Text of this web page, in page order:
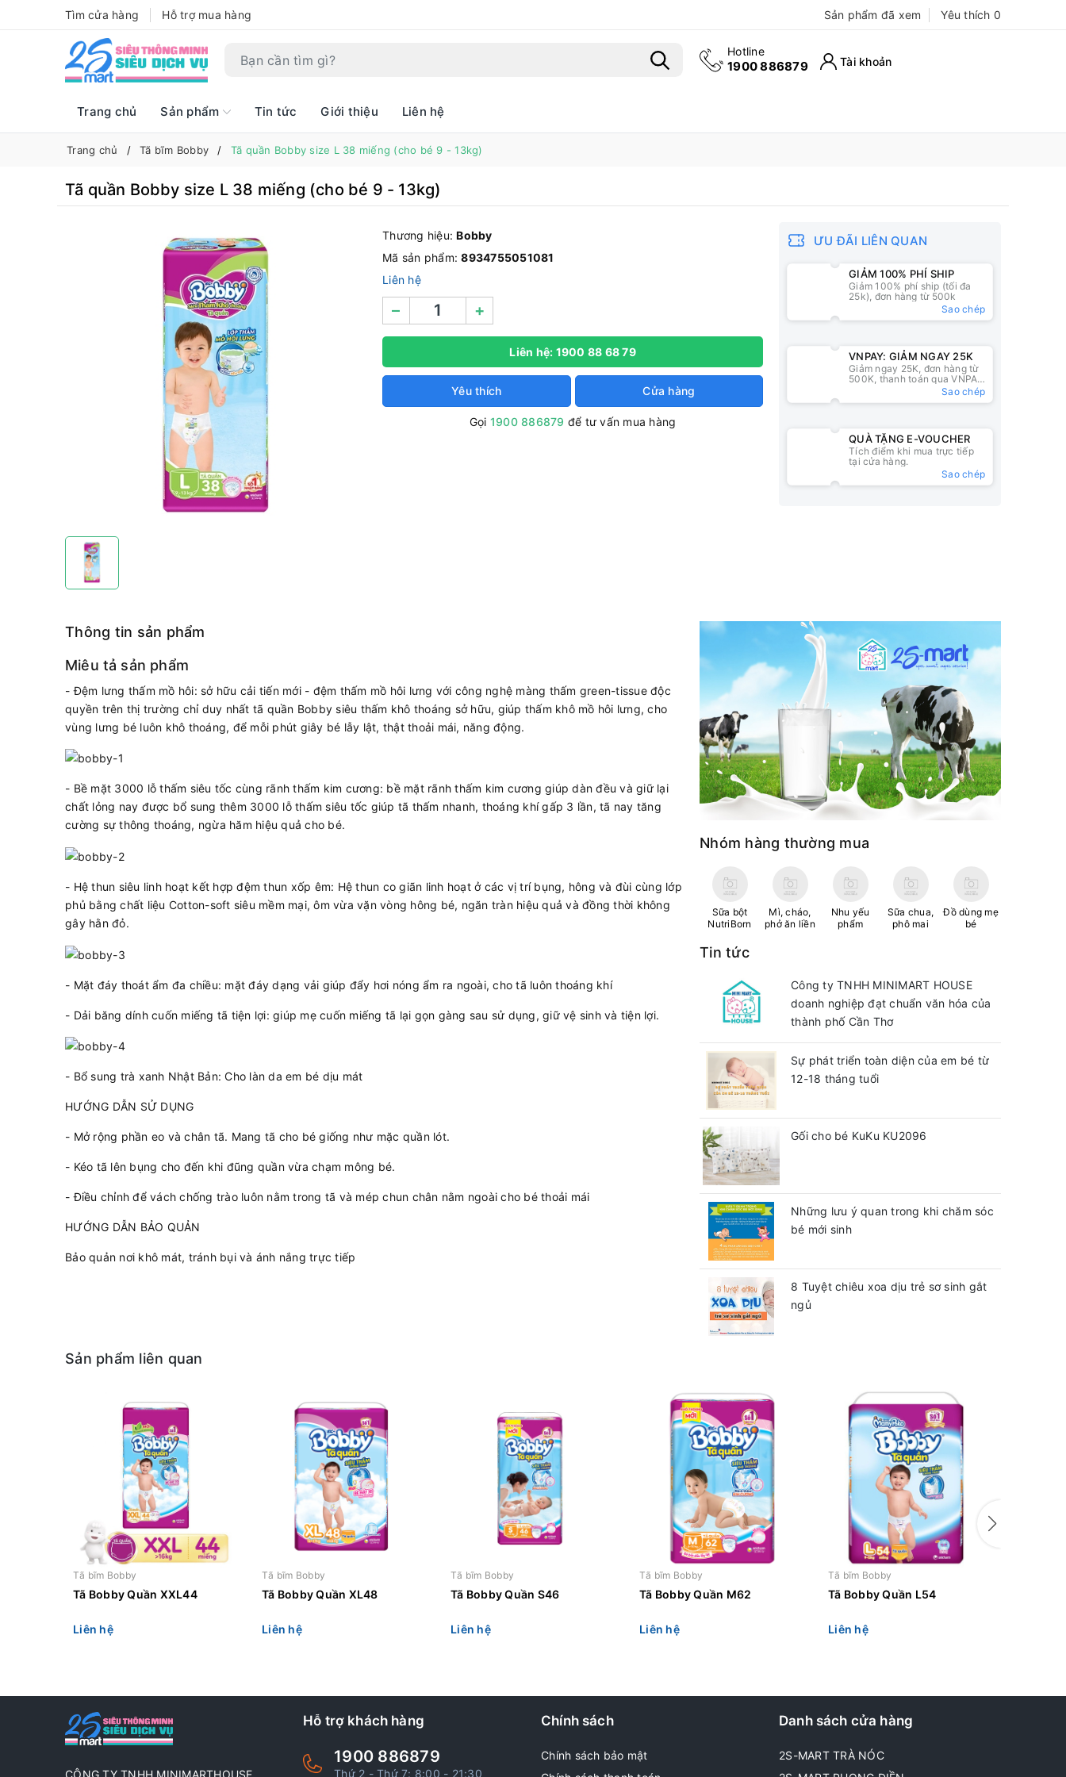
Tìm cửa hàng Hỗ trợ mua hàng Sản phẩm đã xem
Bạn chưa xem sản phẩm nào
Yêu thích 0
Hotline
1900 886879 Tài khoản
Trang chủ Sản phẩm Tin tức Giới thiệu Liên hệ
Trang chủ Tã bĩm Bobby Tã quần Bobby size L 38 miếng (cho bé 9 - 13kg)
Tã quần Bobby size L 38 miếng (cho bé 9 - 13kg)
Thương hiệu:Bobby
Mã sản phẩm:8934755051081
Liên hệ
– +
Liên hệ: 1900 88 68 79
Yêu thích Cửa hàng
Gọi 1900 886879 để tư vấn mua hàng
ƯU ĐÃI LIÊN QUAN
GIẢM 100% PHÍ SHIP
Giảm 100% phí ship (tối đa
25k), đơn hàng từ 500k
Sao chép
VNPAY: GIẢM NGAY 25K
Giảm ngay 25K, đơn hàng từ
500K, thanh toán qua VNPAY
Sao chép
QUÀ TẶNG E-VOUCHER
Tích điểm khi mua trực tiếp
tại cửa hàng.
Sao chép
Thông tin sản phẩm
Miêu tả sản phẩm
- Đệm lưng thấm mồ hôi: sở hữu cải tiến mới - đệm thấm mồ hôi lưng với công nghệ màng thấm green-tissue độc
quyền trên thị trường chỉ duy nhất tã quần Bobby siêu thấm khô thoáng sở hữu, giúp thấm khô mồ hôi lưng, cho
vùng lưng bé luôn khô thoáng, để mỗi phút giây bé lẫy lật, thật thoải mái, năng động.
- Bề mặt 3000 lỗ thấm siêu tốc cùng rãnh thấm kim cương: bề mặt rãnh thấm kim cương giúp dàn đều và giữ lại
chất lỏng nay được bổ sung thêm 3000 lỗ thấm siêu tốc giúp tã thấm nhanh, thoáng khí gấp 3 lần, tã nay tăng
cường sự thông thoáng, ngừa hăm hiệu quả cho bé.
- Hệ thun siêu linh hoạt kết hợp đệm thun xốp êm: Hệ thun co giãn linh hoạt ở các vị trí bụng, hông và đùi cùng lớp
phủ bằng chất liệu Cotton-soft siêu mềm mại, ôm vừa vặn vòng hông bé, ngăn tràn hiệu quả và đồng thời không
gây hằn đỏ.
- Mặt đáy thoát ẩm đa chiều: mặt đáy dạng vải giúp đẩy hơi nóng ẩm ra ngoài, cho tã luôn thoáng khí
- Dải băng dính cuốn miếng tã tiện lợi: giúp mẹ cuốn miếng tã lại gọn gàng sau sử dụng, giữ vệ sinh và tiện lợi.
- Bổ sung trà xanh Nhật Bản: Cho làn da em bé dịu mát
HƯỚNG DẪN SỬ DỤNG
- Mở rộng phần eo và chân tã. Mang tã cho bé giống như mặc quần lót.
- Kéo tã lên bụng cho đến khi đũng quần vừa chạm mông bé.
- Điều chỉnh để vách chống trào luôn nằm trong tã và mép chun chân nằm ngoài cho bé thoải mái
HƯỚNG DẪN BẢO QUẢN
Bảo quản nơi khô mát, tránh bụi và ánh nắng trực tiếp
Nhóm hàng thường mua
Sữa bột
NutriBorn
Mì, cháo,
phở ăn liền
Nhu yếu
phẩm
Sữa chua,
phô mai
Đồ dùng mẹ
bé
Tin tức
Công ty TNHH MINIMART HOUSE
doanh nghiệp đạt chuẩn văn hóa của
thành phố Cần Thơ
Sự phát triển toàn diện của em bé từ
12-18 tháng tuổi
Gối cho bé KuKu KU2096
Những lưu ý quan trong khi chăm sóc
bé mới sinh
8 Tuyệt chiêu xoa dịu trẻ sơ sinh gắt
ngủ
Sản phẩm liên quan
Tã bĩm Bobby
Tã Bobby Quần XXL44
Liên hệ
Tã bĩm Bobby
Tã Bobby Quần XL48
Liên hệ
Tã bĩm Bobby
Tã Bobby Quần S46
Liên hệ
Tã bĩm Bobby
Tã Bobby Quần M62
Liên hệ
Tã bĩm Bobby
Tã Bobby Quần L54
Liên hệ
CÔNG TY TNHH MINIMARTHOUSE
Hỗ trợ khách hàng
1900 886879
Thứ 2 - Thứ 7: 8:00 - 21:30
Chính sách
Chính sách bảo mật
Danh sách cửa hàng
2S-MART TRÀ NÓC